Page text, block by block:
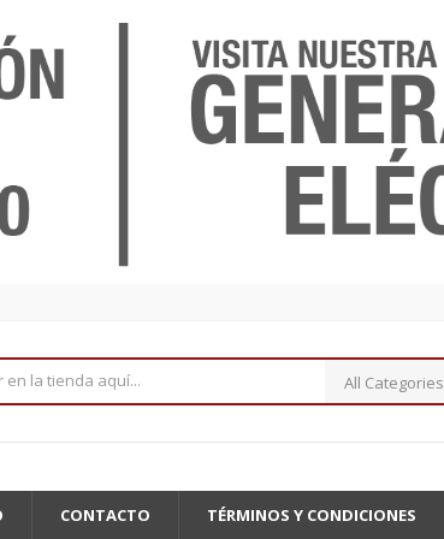
All Categories
CONTACTO TÉRMINOS Y CONDICIONES